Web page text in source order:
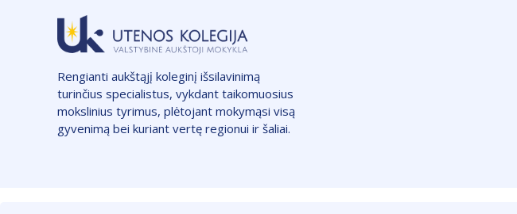
Rengianti aukštąjį koleginį išsilavinimą
turinčius specialistus, vykdant taikomuosius
mokslinius tyrimus, plėtojant mokymąsi visą
gyvenimą bei kuriant vertę regionui ir šaliai.